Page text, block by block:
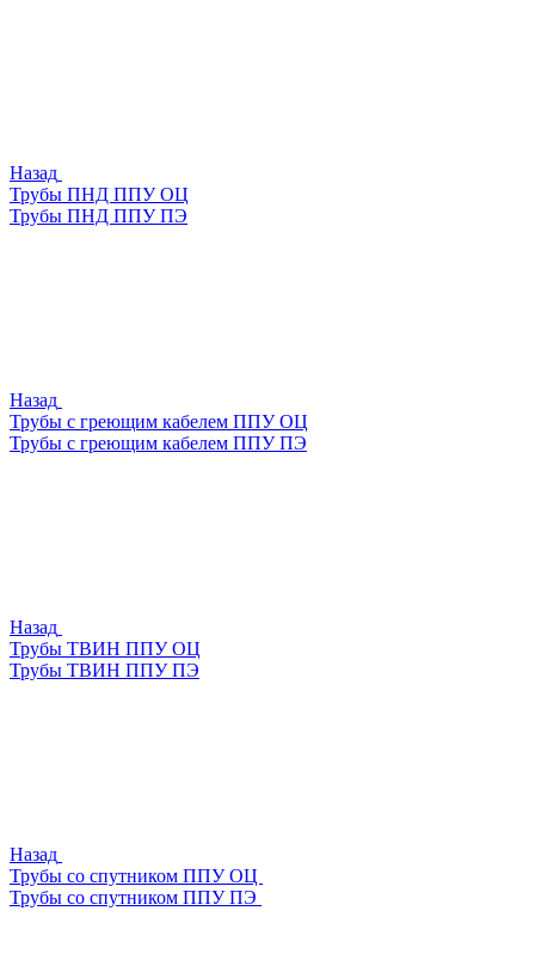
Назад
Трубы ПНД ППУ ОЦ
Трубы ПНД ППУ ПЭ
Назад
Трубы с греющим кабелем ППУ ОЦ
Трубы с греющим кабелем ППУ ПЭ
Назад
Трубы ТВИН ППУ ОЦ
Трубы ТВИН ППУ ПЭ
Назад
Трубы со спутником ППУ ОЦ
Трубы со спутником ППУ ПЭ